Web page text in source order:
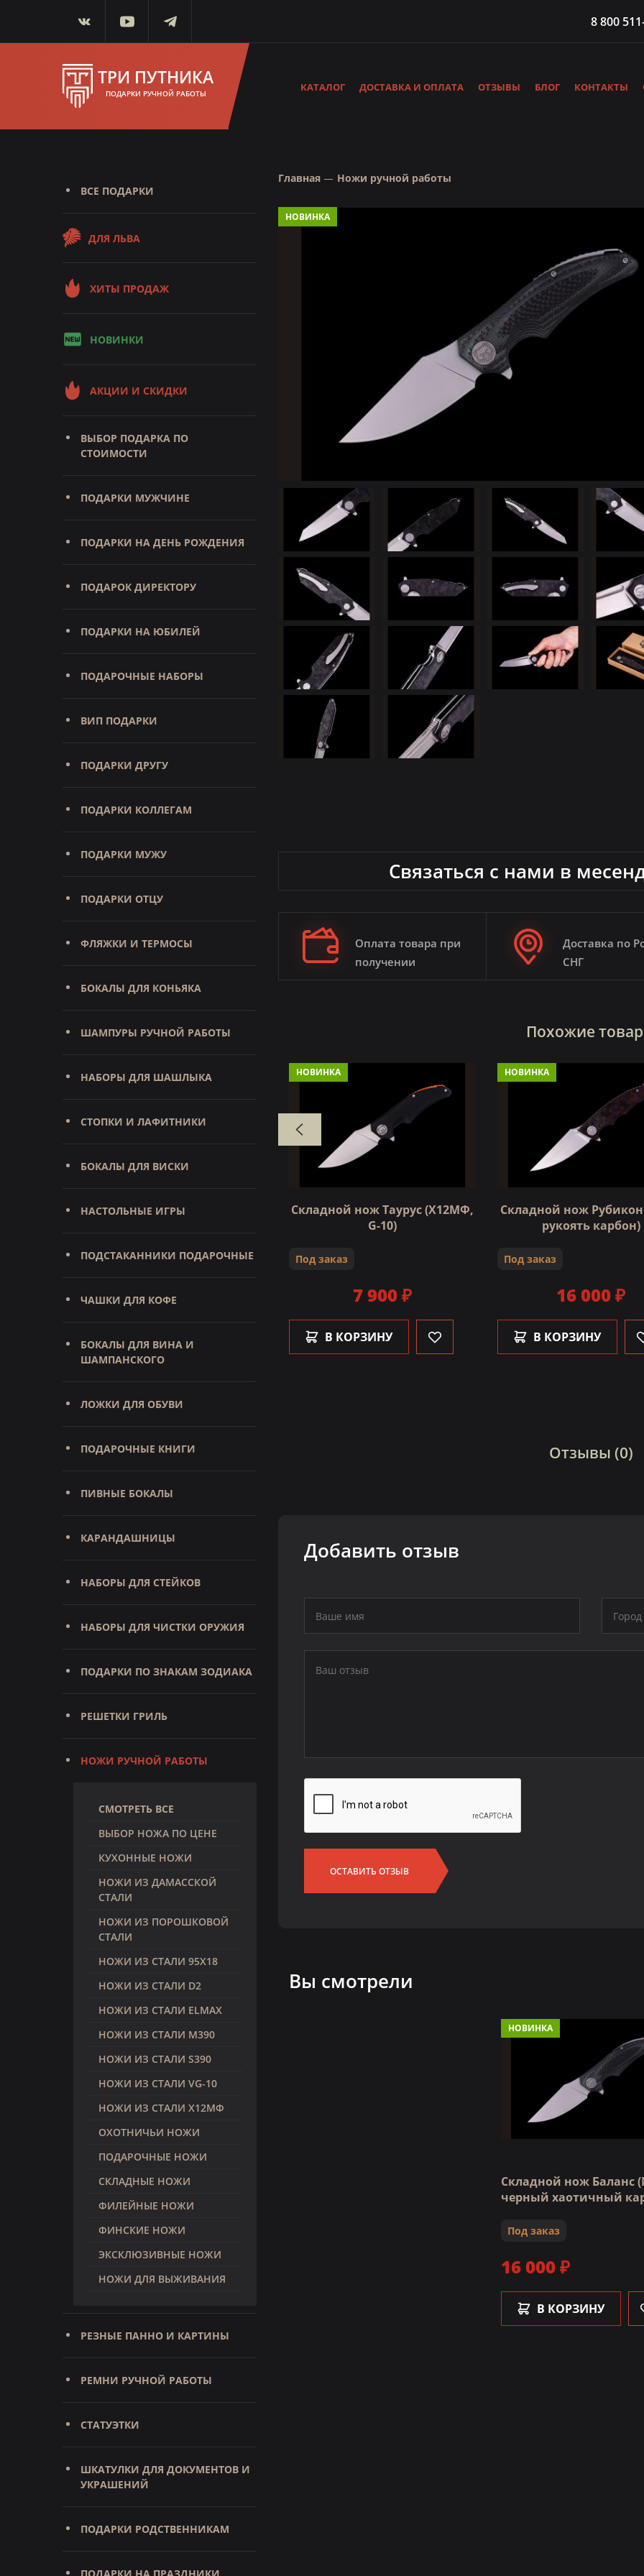
8 800
ТРИ ПУТНИКА
ПОДАРКИ РУЧНОЙ РАБОТЫ
КАТАЛОГ ДОСТАВКА И ОПЛАТА ОТЗЫВЫ БЛОГ КОНТАКТЫ
ВСЕ ПОДАРКИ
ДЛЯ ЛЬВА
ХИТЫ ПРОДАЖ
НОВИНКИ
АКЦИИ И СКИДКИ
ВЫБОР ПОДАРКА ПО
СТОИМОСТИ
ПОДАРКИ МУЖЧИНЕ
ПОДАРКИ НА ДЕНЬ РОЖДЕНИЯ
ПОДАРОК ДИРЕКТОРУ
ПОДАРКИ НА ЮБИЛЕЙ
ПОДАРОЧНЫЕ НАБОРЫ
ВИП ПОДАРКИ
ПОДАРКИ ДРУГУ
ПОДАРКИ КОЛЛЕГАМ
ПОДАРКИ МУЖУ
ПОДАРКИ ОТЦУ
ФЛЯЖКИ И ТЕРМОСЫ
БОКАЛЫ ДЛЯ КОНЬЯКА
ШАМПУРЫ РУЧНОЙ РАБОТЫ
НАБОРЫ ДЛЯ ШАШЛЫКА
СТОПКИ И ЛАФИТНИКИ
БОКАЛЫ ДЛЯ ВИСКИ
НАСТОЛЬНЫЕ ИГРЫ
ПОДСТАКАННИКИ ПОДАРОЧНЫЕ
ЧАШКИ ДЛЯ КОФЕ
БОКАЛЫ ДЛЯ ВИНА И
ШАМПАНСКОГО
ЛОЖКИ ДЛЯ ОБУВИ
ПОДАРОЧНЫЕ КНИГИ
ПИВНЫЕ БОКАЛЫ
КАРАНДАШНИЦЫ
НАБОРЫ ДЛЯ СТЕЙКОВ
НАБОРЫ ДЛЯ ЧИСТКИ ОРУЖИЯ
ПОДАРКИ ПО ЗНАКАМ ЗОДИАКА
РЕШЕТКИ ГРИЛЬ
НОЖИ РУЧНОЙ РАБОТЫ
СМОТРЕТЬ ВСЕ
ВЫБОР НОЖА ПО ЦЕНЕ
КУХОННЫЕ НОЖИ
НОЖИ ИЗ ДАМАССКОЙ
СТАЛИ
НОЖИ ИЗ ПОРОШКОВОЙ
СТАЛИ
НОЖИ ИЗ СТАЛИ 95Х18
НОЖИ ИЗ СТАЛИ D2
НОЖИ ИЗ СТАЛИ ELMAX
НОЖИ ИЗ СТАЛИ M390
НОЖИ ИЗ СТАЛИ S390
НОЖИ ИЗ СТАЛИ VG-10
НОЖИ ИЗ СТАЛИ Х12МФ
ОХОТНИЧЬИ НОЖИ
ПОДАРОЧНЫЕ НОЖИ
СКЛАДНЫЕ НОЖИ
ФИЛЕЙНЫЕ НОЖИ
ФИНСКИЕ НОЖИ
ЭКСКЛЮЗИВНЫЕ НОЖИ
НОЖИ ДЛЯ ВЫЖИВАНИЯ
РЕЗНЫЕ ПАННО И КАРТИНЫ
РЕМНИ РУЧНОЙ РАБОТЫ
СТАТУЭТКИ
ШКАТУЛКИ ДЛЯ ДОКУМЕНТОВ И
УКРАШЕНИЙ
ПОДАРКИ РОДСТВЕННИКАМ
Главная Ножи ручной работы
НОВИНКА
Связаться с нами в
Оплата товара при
получении
Доставка по
СНГ
Похожие
Нож Тайга (M390, больстер
Под заказ
19 500 ₽
НОВИНКА
Складной нож Таурус (Х12МФ,
G-10)
Под заказ
7 900 ₽
В КОРЗИНУ
НОВИНКА
Складной нож Рубикон
рукоять карбон)
Под заказ
16 000 ₽
В КОРЗИНУ
Отзывы (0)
Добавить отзыв
ОСТАВИТЬ ОТЗЫВ
Вы смотрели
НОВИНКА
Складной нож Баланс
черный хаотичный
Под заказ
16 000 ₽
В КОРЗИНУ